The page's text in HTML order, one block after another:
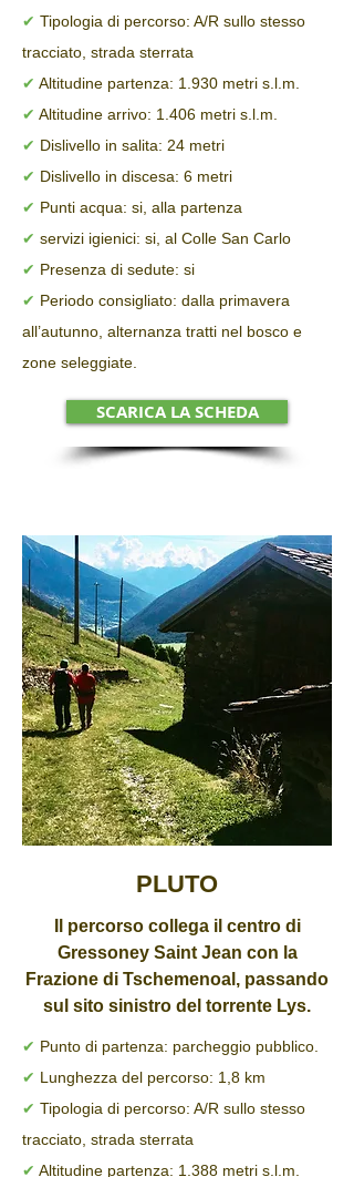
✔ Tipologia di percorso: A/R sullo stesso
tracciato, strada sterrata
✔ Altitudine partenza: 1.930 metri s.l.m.
✔ Altitudine arrivo: 1.406 metri s.l.m.
✔ Dislivello in salita: 24 metri
✔ Dislivello in discesa: 6 metri
✔ Punti acqua: si, alla partenza
✔ servizi igienici: si, al Colle San Carlo
✔ Presenza di sedute: si
✔ Periodo consigliato: dalla primavera
all’autunno, alternanza tratti nel bosco e
zone seleggiate.
SCARICA LA SCHEDA
PLUTO
Il percorso collega il centro di
Gressoney Saint Jean con la
Frazione di Tschemenoal, passando
sul sito sinistro del torrente Lys.
✔ Punto di partenza: parcheggio pubblico.
✔ Lunghezza del percorso: 1,8 km
✔ Tipologia di percorso: A/R sullo stesso
tracciato, strada sterrata
✔ Altitudine partenza: 1.388 metri s.l.m.